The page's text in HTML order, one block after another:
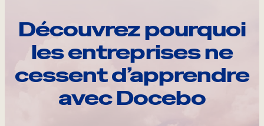
Découvrez pourquoi
les entreprises ne
cessent d’apprendre
avec Docebo